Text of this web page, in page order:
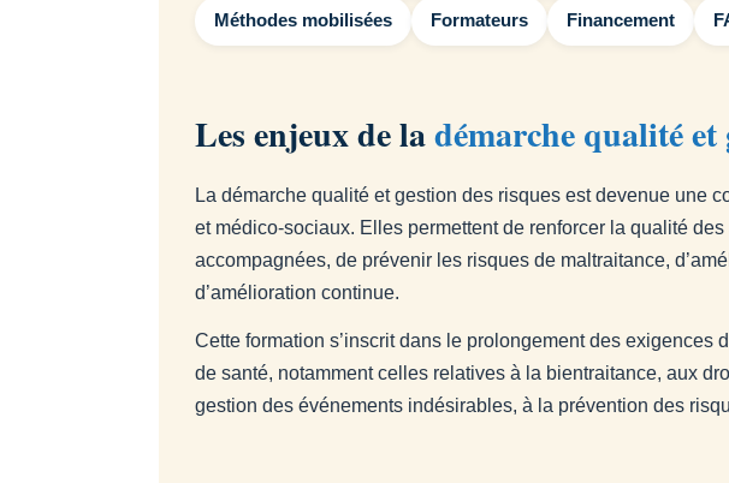
Méthodes mobilisées Formateurs Financement
Les enjeux de ladémarche qualité et
La démarche qualité et gestion des risques est devenue une
et médico-sociaux. Elles permettent de renforcer la qualité
accompagnées, de prévenir les risques de maltraitance,
d’amélioration continue.
Cette formation s’inscrit dans le prolongement des exigences
de santé, notamment celles relatives à la bientraitance, aux
gestion des événements indésirables, à la prévention des